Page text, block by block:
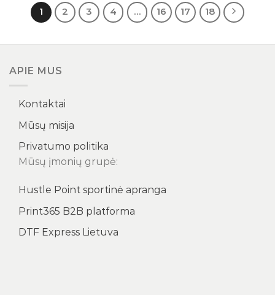
1 2 3 4 … 16 17 18
APIE MUS
Kontaktai
Mūsų misija
Privatumo politika
Mūsų įmonių grupė:
Hustle Point sportinė apranga
Print365 B2B platforma
DTF Express Lietuva